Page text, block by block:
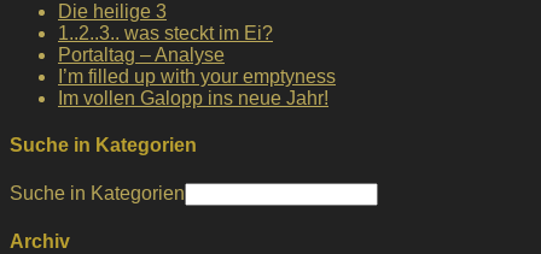
Die heilige 3
1..2..3.. was steckt im Ei?
Portaltag – Analyse
I’m filled up with your emptyness
Im vollen Galopp ins neue Jahr!
Suche in Kategorien
Suche in Kategorien
Archiv